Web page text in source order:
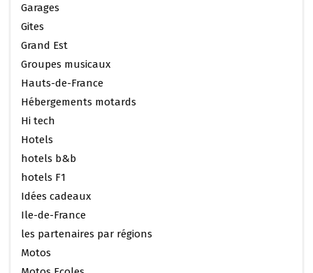
Garages
Gites
Grand Est
Groupes musicaux
Hauts-de-France
Hébergements motards
Hi tech
Hotels
hotels b&b
hotels F1
Idées cadeaux
Ile-de-France
les partenaires par régions
Motos